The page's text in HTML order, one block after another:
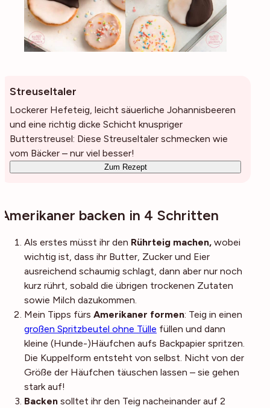
Streuseltaler
Lockerer Hefeteig, leicht säuerliche Johannisbeeren
und eine richtig dicke Schicht knuspriger
Butterstreusel: Diese Streuseltaler schmecken wie
vom Bäcker – nur viel besser!
Zum Rezept
Amerikaner backen in 4 Schritten
Als erstes müsst ihr den Rührteig machen, wobei
wichtig ist, dass ihr Butter, Zucker und Eier
ausreichend schaumig schlagt, dann aber nur noch
kurz rührt, sobald die übrigen trockenen Zutaten
sowie Milch dazukommen.
Mein Tipps fürs Amerikaner formen: Teig in einen
großen Spritzbeutel ohne Tülle füllen und dann
kleine (Hunde-)Häufchen aufs Backpapier spritzen.
Die Kuppelform entsteht von selbst. Nicht von der
Größe der Häufchen täuschen lassen – sie gehen
stark auf!
Backen solltet ihr den Teig nacheinander auf 2